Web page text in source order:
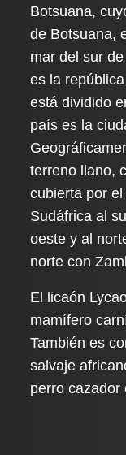
Botsuana,
de Botsuana,
mar del sur
es la
está dividido
país es la
terreno llano,
cubierta por
Sudáfrica al
oeste y al
norte con
El licaón
mamífero
También es
salvaje
perro cazador